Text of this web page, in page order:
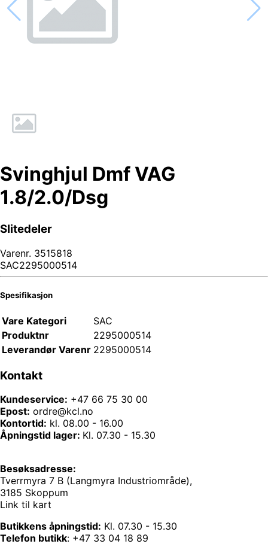
Svinghjul Dmf VAG
1.8/2.0/Dsg
Slitedeler
Varenr. 3515818
SAC2295000514
Spesifikasjon
Vare Kategori
SAC
Produktnr
2295000514
Leverandør Varenr 2295000514
Kontakt
Kundeservice: +47 66 75 30 00
Epost: ordre@kcl.no
Kontortid: kl. 08.00 - 16.00
Åpningstid lager: Kl. 07.30 - 15.30
Besøksadresse:
Tverrmyra 7 B (Langmyra Industriområde),
3185 Skoppum
Link til kart
Butikkens åpningstid: Kl. 07.30 - 15.30
Telefon butikk: +47 33 04 18 89